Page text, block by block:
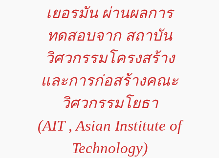
เยอรมัน ผ่านผลการ
ทดสอบจาก สถาบัน
วิศวกรรมโครงสร้าง
และการก่อสร้างคณะ
วิศวกรรมโยธา
(AIT , Asian Institute of
Technology)